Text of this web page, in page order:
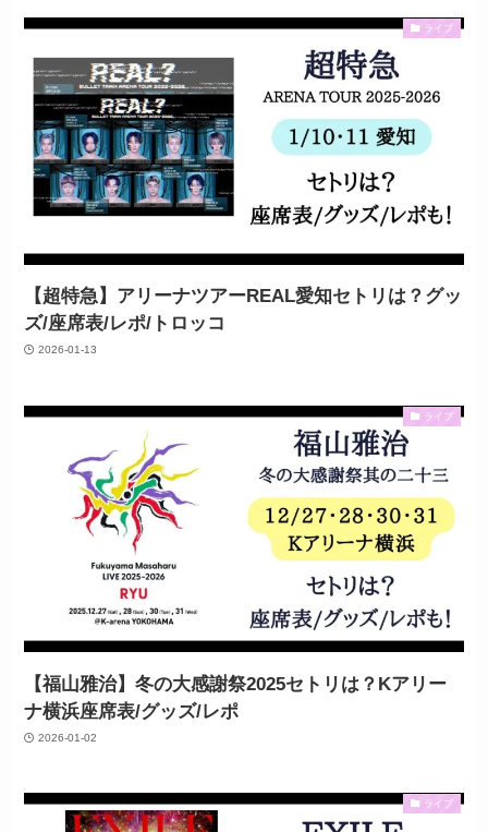
ライブ
【超特急】アリーナツアーREAL愛知セトリは？グッ
ズ/座席表/レポ/トロッコ
2026-01-13
ライブ
【福山雅治】冬の大感謝祭2025セトリは？Kアリー
ナ横浜座席表/グッズ/レポ
2026-01-02
ライブ